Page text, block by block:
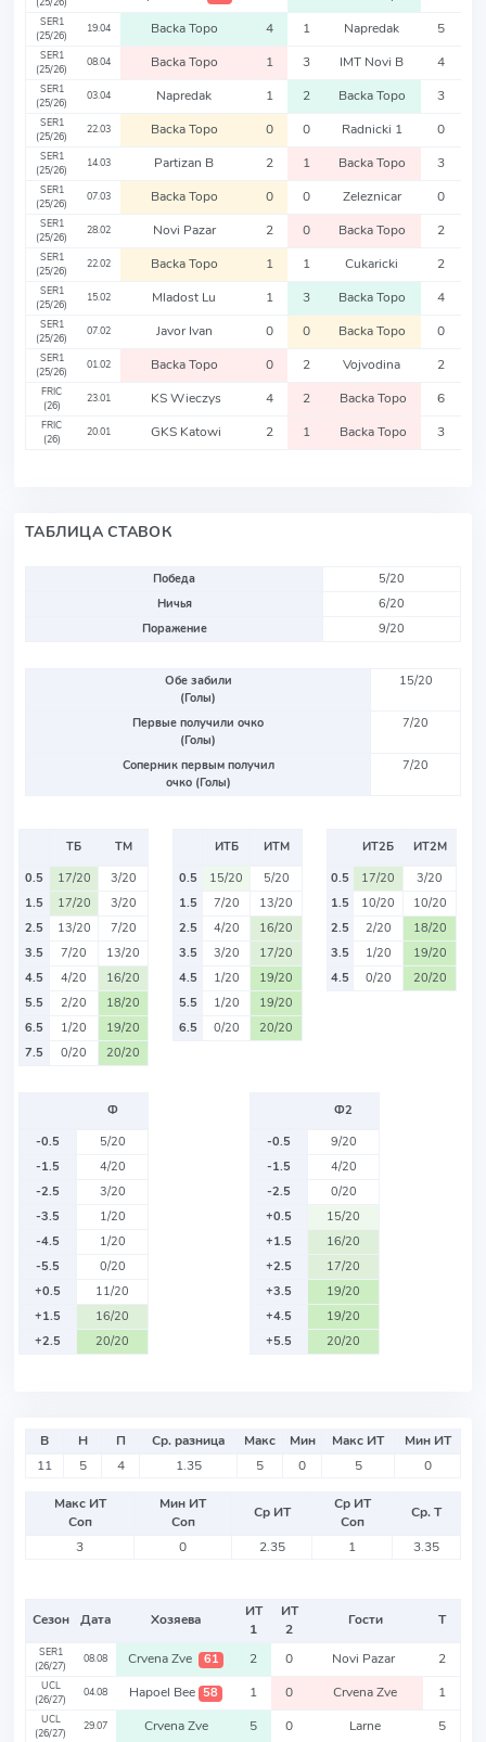
SER1
(25/26)
19.04 Backa Topo 4 1 Napredak 5
SER1
(25/26)
08.04 Backa Topo 1 3 IMT Novi B 4
SER1
(25/26)
03.04 Napredak 1 2 Backa Topo 3
SER1
(25/26)
22.03 Backa Topo 0 0 Radnicki 1 0
SER1
(25/26)
14.03 Partizan B 2 1 Backa Topo 3
SER1
(25/26)
07.03 Backa Topo 0 0 Zeleznicar 0
SER1
(25/26)
28.02 Novi Pazar 2 0 Backa Topo 2
SER1
(25/26)
22.02 Backa Topo 1 1 Cukaricki 2
SER1
(25/26)
15.02 Mladost Lu 1 3 Backa Topo 4
SER1
(25/26)
07.02 Javor Ivan 0 0 Backa Topo 0
SER1
(25/26)
01.02 Backa Topo 0 2 Vojvodina 2
FRIC
(26)
23.01 KS Wieczys 4 2 Backa Topo 6
FRIC
(26)
20.01 GKS Katowi 2 1 Backa Topo 3
ТАБЛИЦА СТАВОК
Победа
5/20
Ничья
6/20
Поражение
9/20
Обе забили
(Голы)
15/20
Первые получили очко
(Голы)
7/20
Соперник первым получил
очко (Голы)
7/20
ТБ
ТМ
0.5
17/20
3/20
1.5
17/20
3/20
2.5
13/20
7/20
3.5
7/20
13/20
4.5
4/20
16/20
5.5
2/20
18/20
6.5
1/20
19/20
7.5
0/20 20/20
ИТБ
ИТМ
0.5
15/20
5/20
1.5
7/20
13/20
2.5
4/20
16/20
3.5
3/20
17/20
4.5
1/20
19/20
5.5
1/20
19/20
6.5
0/20 20/20
ИТ2Б
ИТ2М
0.5
17/20
3/20
1.5
10/20
10/20
2.5
2/20
18/20
3.5
1/20
19/20
4.5
0/20 20/20
Ф
-0.5
5/20
-1.5
4/20
-2.5
3/20
-3.5
1/20
-4.5
1/20
-5.5
0/20
+0.5
11/20
+1.5
16/20
+2.5
20/20
Ф2
-0.5
9/20
-1.5
4/20
-2.5
0/20
+0.5
15/20
+1.5
16/20
+2.5
17/20
+3.5
19/20
+4.5
19/20
+5.5
20/20
В Н П Ср. разница Макс Мин Макс ИТ
Мин ИТ
11
5 4 1.35 5 0 5 0
Макс ИТ
Соп
Мин ИТ
Соп
Ср ИТ
Ср ИТ
Соп
Ср. Т
3
0 2.35 1 3.35
Сезон Дата Хозяева
ИТ
1
ИТ
2
Гости Т
SER1
(26/27)
08.08 Crvena Zve 61 2 0 Novi Pazar 2
UCL
(26/27)
04.08 Hapoel Bee 58 1 0 Crvena Zve 1
UCL
(26/27)
29.07 Crvena Zve 5 0 Larne 5